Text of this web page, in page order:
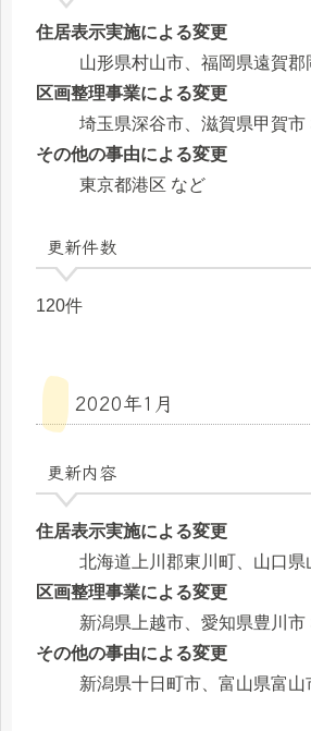
住居表示実施による変更
山形県村山市、福岡県遠賀郡
区画整理事業による変更
埼玉県深谷市、滋賀県甲賀市
その他の事由による変更
東京都港区 など
更新件数
120件
2020年1月
更新内容
住居表示実施による変更
北海道上川郡東川町、山口
区画整理事業による変更
新潟県上越市、愛知県豊川市
その他の事由による変更
新潟県十日町市、富山県富山